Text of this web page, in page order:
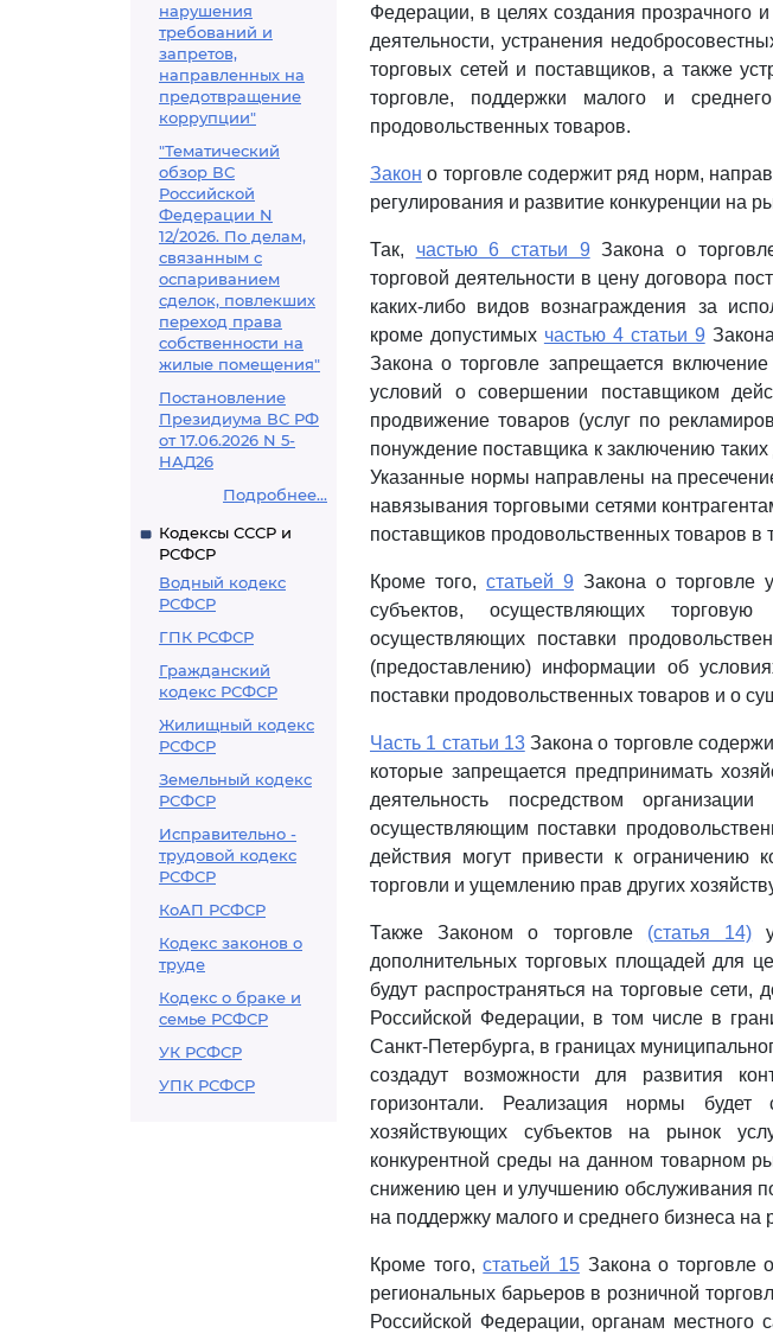
нарушения
требований и
запретов,
направленных на
предотвращение
коррупции"
"Тематический
обзор ВС
Российской
Федерации N
12/2026. По делам,
связанным с
оспариванием
сделок, повлекших
переход права
собственности на
жилые помещения"
Постановление
Президиума ВС РФ
от 17.06.2026 N 5-
НАД26
Подробнее...
Кодексы СССР и
РСФСР
Водный кодекс
РСФСР
ГПК РСФСР
Гражданский
кодекс РСФСР
Жилищный кодекс
РСФСР
Земельный кодекс
РСФСР
Исправительно -
трудовой кодекс
РСФСР
КоАП РСФСР
Кодекс законов о
труде
Кодекс о браке и
семье РСФСР
УК РСФСР
УПК РСФСР
Федерации, в целях создания прозрачного
деятельности, устранения
торговых сетей и поставщиков, а также
торговле, поддержки малого и
продовольственных товаров.
Закон о торговле содержит ряд норм,
регулирования и развитие конкуренции на
Так, частью 6 статьи 9 Закона о
торговой деятельности в цену договора
каких-либо видов вознаграждения за
кроме допустимых частью 4 статьи 9
Закона о торговле запрещается
условий о совершении поставщиком
продвижение товаров (услуг по
понуждение поставщика к заключению
Указанные нормы направлены на
навязывания торговыми сетями
поставщиков продовольственных товаров в
Кроме того, статьей 9 Закона о торговле
субъектов, осуществляющих
осуществляющих поставки
(предоставлению) информации об
поставки продовольственных товаров и о
Часть 1 статьи 13Закона о торговле
которые запрещается предпринимать
деятельность посредством
осуществляющим поставки
действия могут привести к ограничению
торговли и ущемлению прав других
Также Законом о торговле (статья 14)
дополнительных торговых площадей для
будут распространяться на торговые
Российской Федерации, в том числе в
Санкт-Петербурга, в границах
создадут возможности для развития
горизонтали. Реализация нормы будет
хозяйствующих субъектов на рынок
конкурентной среды на данном товарном
снижению цен и улучшению обслуживания
на поддержку малого и среднего бизнеса на
Кроме того,статьей 15Закона о торговле
региональных барьеров в розничной
Российской Федерации, органам